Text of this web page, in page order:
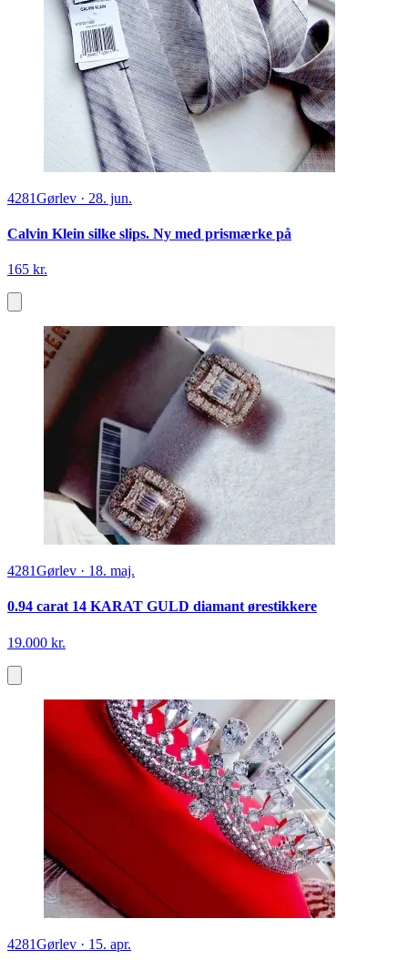
4281Gørlev · 28. jun.
Calvin Klein silke slips. Ny med prismærke på
165 kr.
4281Gørlev · 18. maj.
0.94 carat 14 KARAT GULD diamant ørestikkere
19.000 kr.
4281Gørlev · 15. apr.